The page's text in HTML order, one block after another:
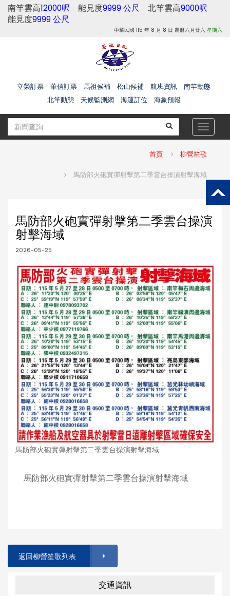
南竿雲高12000呎 能見度9999 公尺 北竿雲高9000呎
能見度9999 公尺
中華民國 115 年 8 月 8 日 農曆六月廿六 星期六
立榮訂票 華信訂票 馬祖候補 松山候補 航班資訊
南竿動態
北竿動態
天候監測網 海運訂位 海象預報
Toggle
首頁 柳營笙歌
馬防部火砲實彈射擊第二季雲台操演射擊海域
馬防部火砲實彈射擊第二季雲台操演
射擊海域
2026-05-25
馬防部火砲實彈射擊第二季雲台操演射擊海域
馬防部火砲實彈射擊第二季雲台操演射擊海域
返回柳營笙歌列表
交通資訊